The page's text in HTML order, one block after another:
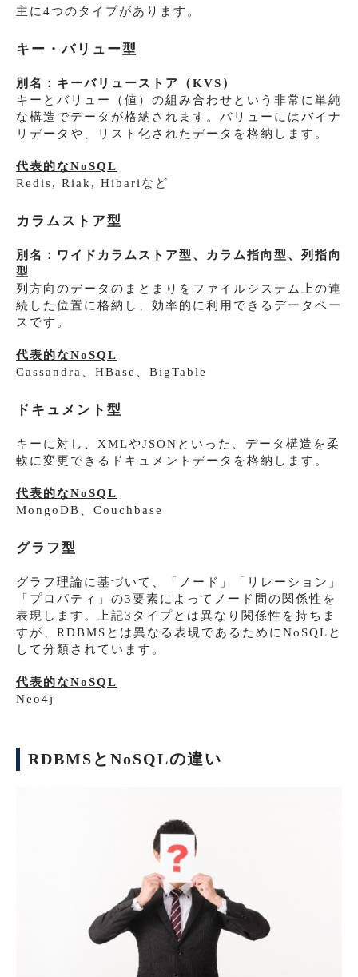
主に4つのタイプがあります。
キー・バリュー型
別名：キーバリューストア（KVS）
キーとバリュー（値）の組み合わせという非常に単純
な構造でデータが格納されます。バリューにはバイナ
リデータや、リスト化されたデータを格納します。
代表的なNoSQL
Redis, Riak, Hibariなど
カラムストア型
別名：ワイドカラムストア型、カラム指向型、列指向
型
列方向のデータのまとまりをファイルシステム上の連
続した位置に格納し、効率的に利用できるデータベー
スです。
代表的なNoSQL
Cassandra、HBase、BigTable
ドキュメント型
キーに対し、XMLやJSONといった、データ構造を柔
軟に変更できるドキュメントデータを格納します。
代表的なNoSQL
MongoDB、Couchbase
グラフ型
グラフ理論に基づいて、「ノード」「リレーション」
「プロパティ」の3要素によってノード間の関係性を
表現します。上記3タイプとは異なり関係性を持ちま
すが、RDBMSとは異なる表現であるためにNoSQLと
して分類されています。
代表的なNoSQL
Neo4j
RDBMSとNoSQLの違い